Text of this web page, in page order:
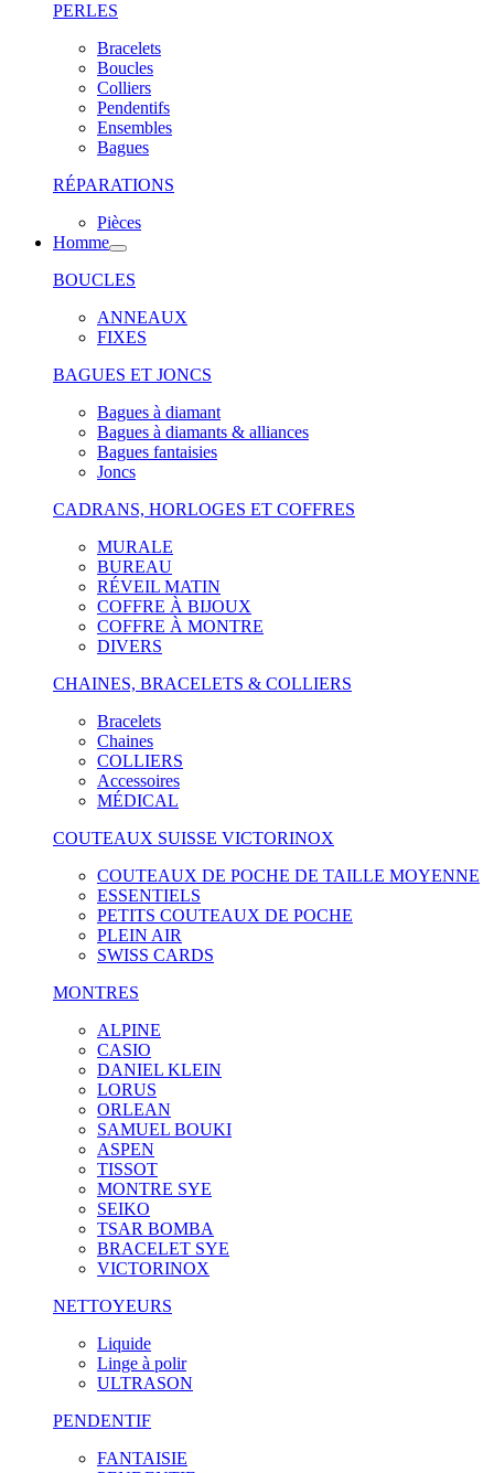
PERLES
Bracelets
Boucles
Colliers
Pendentifs
Ensembles
Bagues
RÉPARATIONS
Pièces
Homme
BOUCLES
ANNEAUX
FIXES
BAGUES ET JONCS
Bagues à diamant
Bagues à diamants & alliances
Bagues fantaisies
Joncs
CADRANS, HORLOGES ET COFFRES
MURALE
BUREAU
RÉVEIL MATIN
COFFRE À BIJOUX
COFFRE À MONTRE
DIVERS
CHAINES, BRACELETS & COLLIERS
Bracelets
Chaines
COLLIERS
Accessoires
MÉDICAL
COUTEAUX SUISSE VICTORINOX
COUTEAUX DE POCHE DE TAILLE MOYENNE
ESSENTIELS
PETITS COUTEAUX DE POCHE
PLEIN AIR
SWISS CARDS
MONTRES
ALPINE
CASIO
DANIEL KLEIN
LORUS
ORLEAN
SAMUEL BOUKI
ASPEN
TISSOT
MONTRE SYE
SEIKO
TSAR BOMBA
BRACELET SYE
VICTORINOX
NETTOYEURS
Liquide
Linge à polir
ULTRASON
PENDENTIF
FANTAISIE